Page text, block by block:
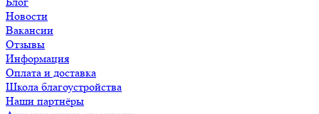
Новости
Вакансии
Отзывы
Информация
Оплата и доставка
Школа благоустройства
Наши партнёры